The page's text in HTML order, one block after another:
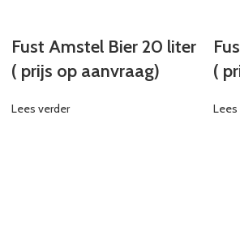
Fust Amstel Bier 20 liter
( prijs op aanvraag)
Lees verder
(
Lees